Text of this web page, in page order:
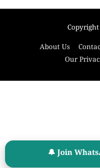
🔔 Join
About Us
Our